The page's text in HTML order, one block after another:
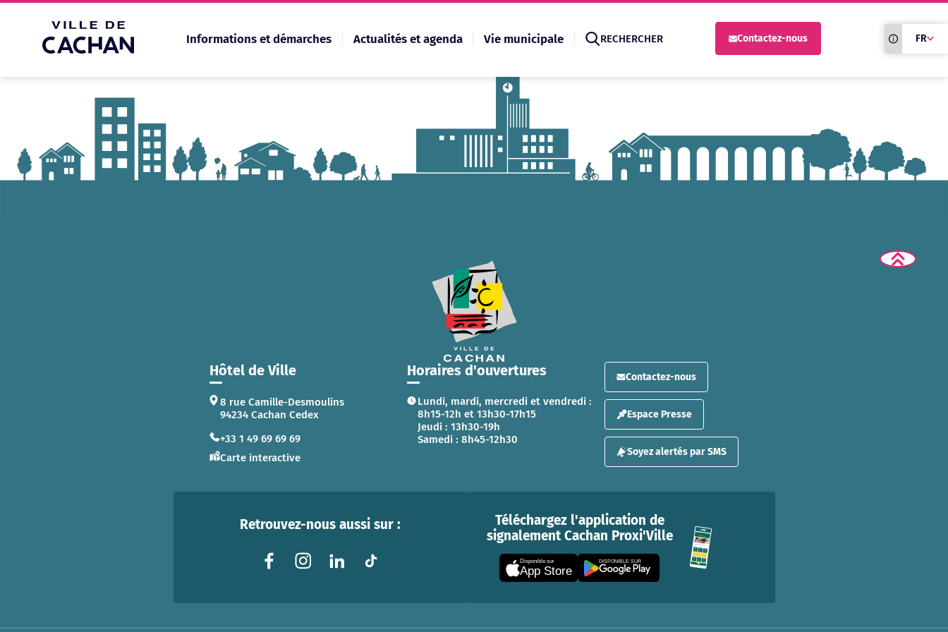
Informations et démarches Actualités et agenda Vie municipale RECHERCHER Contactez-nous
Recherche
Traduction
siteFR
Hôtel de Ville
8 rue Camille-Desmoulins
94234 Cachan Cedex
+33 1 49 69 69 69
Carte interactive
Horaires d'ouvertures
Lundi, mardi, mercredi et vendredi :
8h15-12h et 13h30-17h15
Jeudi : 13h30-19h
Samedi : 8h45-12h30
Contactez-nous
Espace Presse
Soyez alertés par SMS
Retrouvez-nous aussi sur :
Téléchargez l'application de
signalement Cachan Proxi'Ville
Disponible sur
App Store
DISPONIBLE SUR